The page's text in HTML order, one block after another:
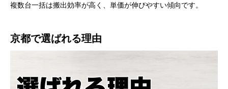
複数台一括は搬出効率が高く、単価が伸びやすい傾向です。
京都で選ばれる理由